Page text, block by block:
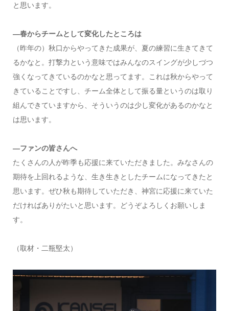
と思います。
―春からチームとして変化したところは
（昨年の）秋口からやってきた成果が、夏の練習に生きてきて
るかなと。打撃力という意味ではみんなのスイングが少しづつ
強くなってきているのかなと思ってます。これは秋からやって
きていることですし、チーム全体として振る量というのは取り
組んできていますから、そういうのは少し変化があるのかなと
は思います。
―ファンの皆さんへ
たくさんの人が昨季も応援に来ていただきました。みなさんの
期待を上回れるような、生き生きとしたチームになってきたと
思います。ぜひ秋も期待していただき、神宮に応援に来ていた
だければありがたいと思います。どうぞよろしくお願いしま
す。
（取材・二瓶堅太）